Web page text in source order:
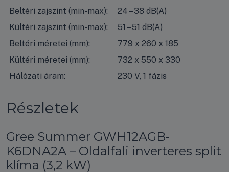
Beltéri zajszint (min-max):
24 – 38 dB(A)
Kültéri zajszint (min-max):
51 – 51 dB(A)
Beltéri méretei (mm):
779 x 260 x 185
Kültéri méretei (mm):
732 x 550 x 330
Hálózati áram:
230 V, 1 fázis
Részletek
Gree Summer GWH12AGB-
K6DNA2A – Oldalfali inverteres split
klíma (3,2 kW)